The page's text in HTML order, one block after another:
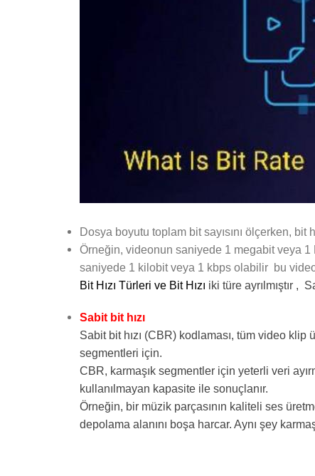
Dosya boyutu toplam bit sayısını ölçerken, bit
Örneğin, videonun saniyede 1 megabit veya 1
saniyede 1 kilobit veya 1 kbps olabilir bu
Bit Hızı Türleri ve Bit Hızı iki türe ayrılmıştır ,
Sabit bit hızı
Sabit bit hızı (CBR) kodlaması, tüm video
segmentleri için.
CBR, karmaşık segmentler için yeterli veri
kullanılmayan kapasite ile sonuçlanır.
Örneğin, bir müzik parçasının kaliteli ses
depolama alanını boşa harcar. Aynı şey